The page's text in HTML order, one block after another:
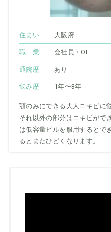
住まい 大阪府
職 業 会社員・OL
通院歴 あり
悩み歴 1年〜3年
顎のみにできる大人ニキビに
それ以外の部分はニキビがで
は低容量ピルを服用するとで
るとまたひどくなります。